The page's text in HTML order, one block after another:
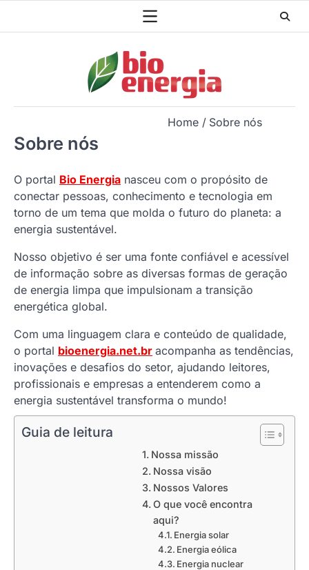
Home Sobre nós
Sobre nós
O portal Bio Energia nasceu com o propósito de
conectar pessoas, conhecimento e tecnologia em
torno de um tema que molda o futuro do planeta: a
energia sustentável.
Nosso objetivo é ser uma fonte confiável e acessível
de informação sobre as diversas formas de geração
de energia limpa que impulsionam a transição
energética global.
Com uma linguagem clara e conteúdo de qualidade,
o portal bioenergia.net.br acompanha as tendências,
inovações e desafios do setor, ajudando leitores,
profissionais e empresas a entenderem como a
energia sustentável transforma o mundo!
Guia de leitura
Nossa missão
Nossa visão
Nossos Valores
O que você encontra
aqui?
Energia solar
Energia eólica
Energia nuclear